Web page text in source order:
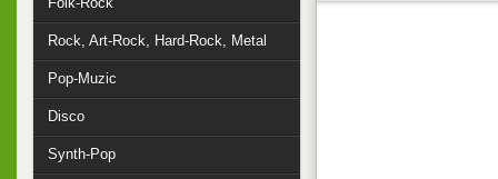
Rock, Art-Rock, Hard-Rock, Metal
Pop-Muzic
Disco
Synth-Pop